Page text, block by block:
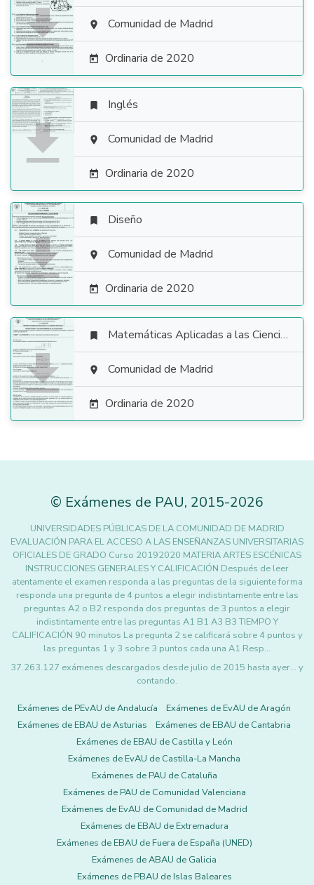
  Comunidad de Madrid
 Ordinaria de 2020

 Inglés
 Comunidad de Madrid
 Ordinaria de 2020

 Diseño
 Comunidad de Madrid
 Ordinaria de 2020

 Matemáticas Aplicadas a las Ciencias Sociales
 Comunidad de Madrid
 Ordinaria de 2020
© Exámenes de PAU, 2015-2026
UNIVERSIDADES PÚBLICAS DE LA COMUNIDAD DE MADRID
EVALUACIÓN PARA EL ACCESO A LAS ENSEÑANZAS UNIVERSITARIAS
OFICIALES DE GRADO Curso 20192020 MATERIA ARTES ESCÉNICAS
INSTRUCCIONES GENERALES Y CALIFICACIÓN Después de leer
atentamente el examen responda a las preguntas de la siguiente forma
responda una pregunta de 4 puntos a elegir indistintamente entre las
preguntas A2 o B2 responda dos preguntas de 3 puntos a elegir
indistintamente entre las preguntas A1 B1 A3 B3 TIEMPO Y
CALIFICACIÓN 90 minutos La pregunta 2 se calificará sobre 4 puntos y
las preguntas 1 y 3 sobre 3 puntos cada una A1 Resp…
37.263.127 exámenes descargados desde julio de 2015 hasta ayer... y
contando.
Exámenes de PEvAU de Andalucía
Exámenes de EvAU de Aragón
Exámenes de EBAU de Asturias
Exámenes de EBAU de Cantabria
Exámenes de EBAU de Castilla y León
Exámenes de EvAU de Castilla-La Mancha
Exámenes de PAU de Cataluña
Exámenes de PAU de Comunidad Valenciana
Exámenes de EvAU de Comunidad de Madrid
Exámenes de EBAU de Extremadura
Exámenes de EBAU de Fuera de España (UNED)
Exámenes de ABAU de Galicia
Exámenes de PBAU de Islas Baleares